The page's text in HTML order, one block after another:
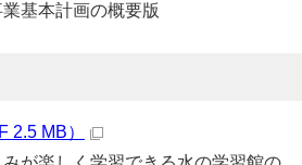
基本計画の概要版
2.5 MB）